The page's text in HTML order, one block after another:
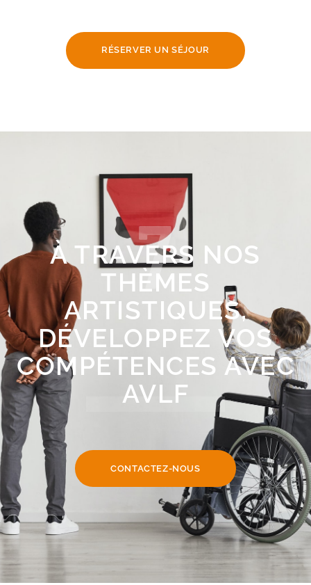
RÉSERVER UN SÉJOUR
7
À TRAVERS NOS
THÈMES
ARTISTIQUES,
DÉVELOPPEZ VOS
COMPÉTENCES AVEC
AVLF
CONTACTEZ-NOUS